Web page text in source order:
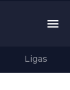
Ligas